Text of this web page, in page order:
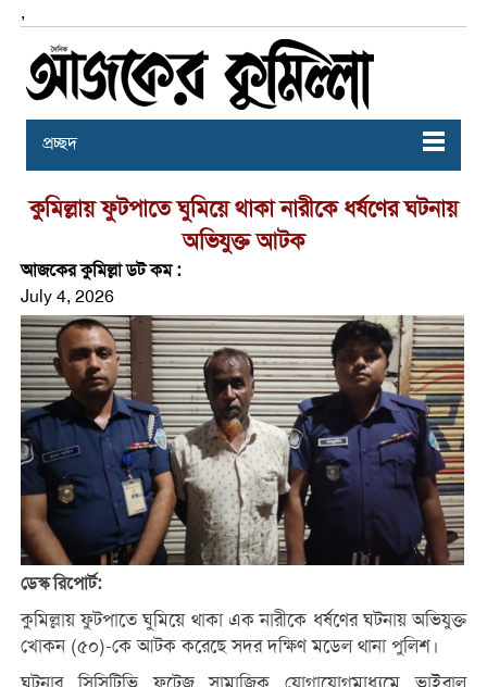
,
প্রচ্ছদ
কুমিল্লায় ফুটপাতে ঘুমিয়ে থাকা নারীকে ধর্ষণের ঘটনায়
অভিযুক্ত আটক
আজকের কুমিল্লা ডট কম :
July 4, 2026
ডেস্ক রিপোর্ট:
কুমিল্লায় ফুটপাতে ঘুমিয়ে থাকা এক নারীকে ধর্ষণের ঘটনায় অভিযুক্ত
খোকন (৫০)-কে আটক করেছে সদর দক্ষিণ মডেল থানা পুলিশ।